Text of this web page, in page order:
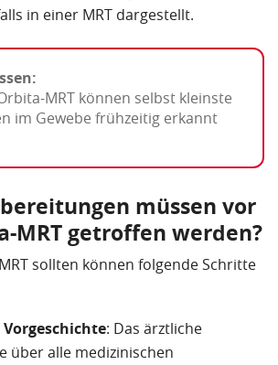
in einer MRT dargestellt.
MRT können selbst kleinste
im Gewebe frühzeitig erkannt
müssen vor
MRT getroffen werden?
sollten können folgende Schritte
: Das ärztliche
über alle medizinischen